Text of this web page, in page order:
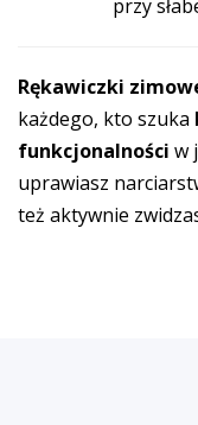
przy
Rękawiczki
każdego, kto szuka
funkcjonalności w
uprawiasz
też aktywnie